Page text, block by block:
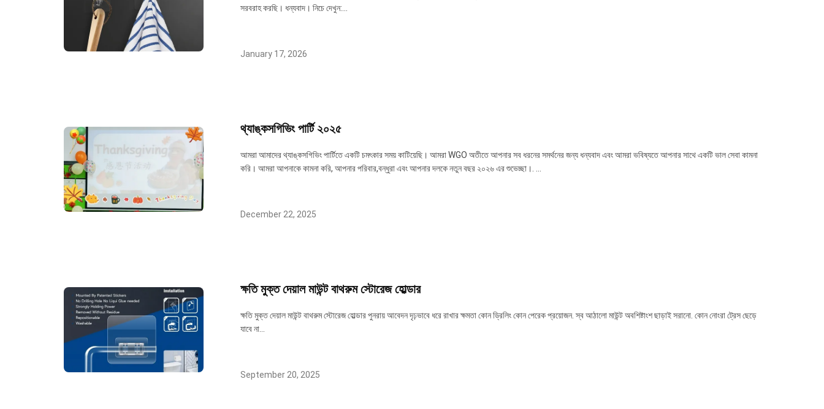
সরবরাহ করছি। ধন্যবাদ। নিচে দেখুন:...
January 17, 2026
থ্যাঙ্কসগিভিং পার্টি ২০২৫
আমরা আমাদের থ্যাঙ্কসগিভিং পার্টিতে একটি চমৎকার সময় কাটিয়েছি। আমরা WGO অতীতে আপনার সব ধরনের সমর্থনের জন্য ধন্যবাদ এবং আমরা ভবিষ্যতে আপনার সাথে একটি ভাল সেবা কামনা
করি। আমরা আপনাকে কামনা করি, আপনার পরিবার,বন্ধুরা এবং আপনার দলকে নতুন বছর ২০২৬ এর শুভেচ্ছা।. ...
December 22, 2025
ক্ষতি মুক্ত দেয়াল মাউন্ট বাথরুম স্টোরেজ হোল্ডার
ক্ষতি মুক্ত দেয়াল মাউন্ট বাথরুম স্টোরেজ হোল্ডার পুনরায় আবেদন দৃঢ়ভাবে ধরে রাখার ক্ষমতা কোন ড্রিলিং কোন পেরেক প্রয়োজন. স্ব আঠালো মাউন্ট অবশিষ্টাংশ ছাড়াই সরানো. কোন নোংরা ট্রেস ছেড়ে
যাবে না...
September 20, 2025